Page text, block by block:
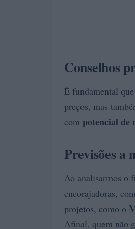
Conselhos
É fundamental
preços, mas
com potencial de
Previsões a
Ao analisarmos o
encorajadoras,
projetos, como o
Afinal, quem não